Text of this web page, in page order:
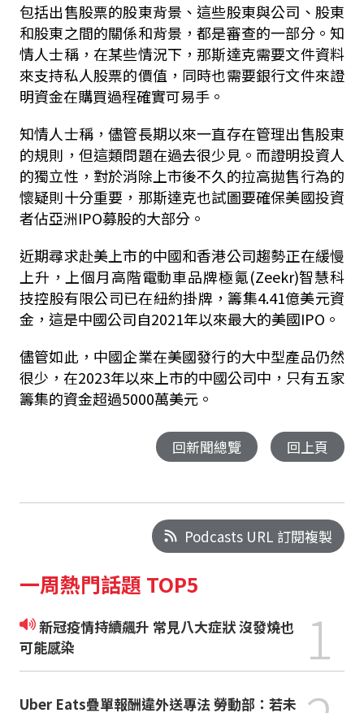
包括出售股票的股東背景、這些股東與公司、股東
和股東之間的關係和背景，都是審查的一部分。知
情人士稱，在某些情況下，那斯達克需要文件資料
來支持私人股票的價值，同時也需要銀行文件來證
明資金在購買過程確實可易手。
知情人士稱，儘管長期以來一直存在管理出售股東
的規則，但這類問題在過去很少見。而證明投資人
的獨立性，對於消除上市後不久的拉高拋售行為的
懷疑則十分重要，那斯達克也試圖要確保美國投資
者佔亞洲IPO募股的大部分。
近期尋求赴美上市的中國和香港公司趨勢正在緩慢
上升，上個月高階電動車品牌極氪(Zeekr)智慧科
技控股有限公司已在紐約掛牌，籌集4.41億美元資
金，這是中國公司自2021年以來最大的美國IPO。
儘管如此，中國企業在美國發行的大中型產品仍然
很少，在2023年以來上市的中國公司中，只有五家
籌集的資金超過5000萬美元。
回新聞總覽 回上頁
Podcasts URL 訂閱複製
一周熱門話題 TOP5
新冠疫情持續飆升 常見八大症狀 沒發燒也
可能感染
1
Uber Eats疊單報酬違外送專法 勞動部：若未